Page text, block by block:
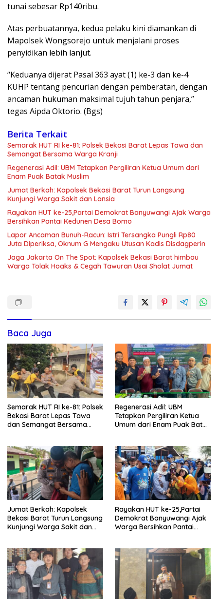
tunai sebesar Rp140ribu.
Atas perbuatannya, kedua pelaku kini diamankan di
Mapolsek Wongsorejo untuk menjalani proses
penyidikan lebih lanjut.
“Keduanya dijerat Pasal 363 ayat (1) ke-3 dan ke-4
KUHP tentang pencurian dengan pemberatan, dengan
ancaman hukuman maksimal tujuh tahun penjara,”
tegas Aipda Oktorio. (Bgs)
Berita Terkait
Semarak HUT RI ke-81: Polsek Bekasi Barat Lepas Tawa dan
Semangat Bersama Warga Kranji
Regenerasi Adil: UBM Tetapkan Pergiliran Ketua Umum dari
Enam Puak Batak Muslim
Jumat Berkah: Kapolsek Bekasi Barat Turun Langsung
Kunjungi Warga Sakit dan Lansia
Rayakan HUT ke-25,Partai Demokrat Banyuwangi Ajak Warga
Bersihkan Pantai Kedunen Desa Bomo
Lapor Ancaman Bunuh-Racun: Istri Tersangka Pungli Rp80
Juta Diperiksa, Oknum G Mengaku Utusan Kadis Disdagperin
Jaga Jakarta On The Spot: Kapolsek Bekasi Barat himbau
Warga Tolak Hoaks & Cegah Tawuran Usai Sholat Jumat
Baca Juga
Semarak HUT RI ke-81: Polsek
Bekasi Barat Lepas Tawa
dan Semangat Bersama
Regenerasi Adil: UBM
Tetapkan Pergiliran Ketua
Umum dari Enam Puak Batak
Jumat Berkah: Kapolsek
Bekasi Barat Turun Langsung
Kunjungi Warga Sakit dan
Rayakan HUT ke-25,Partai
Demokrat Banyuwangi Ajak
Warga Bersihkan Pantai